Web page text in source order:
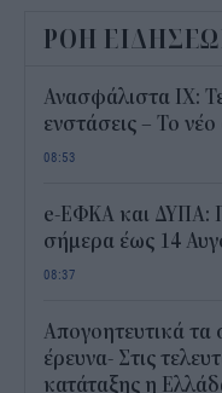
ΡΟΗ
Ανασφάλιστα ΙΧ:
ενστάσεις – Το
08:53
e-ΕΦΚΑ και ΔΥΠΑ:
σήμερα έως 14
08:37
Απογοητευτικά τα
έρευνα- Στις
κατάταξης η